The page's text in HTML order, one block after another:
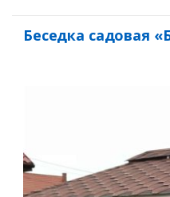
Беседка садовая